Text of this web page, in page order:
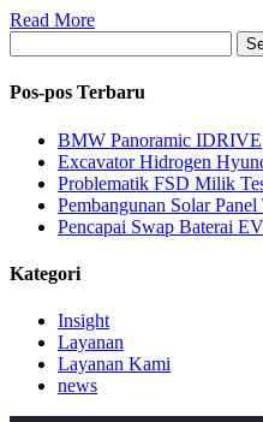
Read More
Pos-pos Terbaru
BMW Panoramic IDRIVE
Excavator Hidrogen
Problematik FSD Milik
Pembangunan Solar
Pencapai Swap Baterai
Kategori
Insight
Layanan
Layanan Kami
news